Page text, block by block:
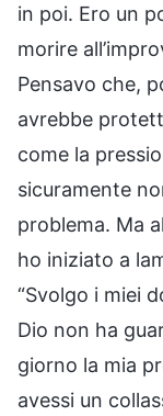
in poi. Ero un
morire
Pensavo che,
avrebbe
come la
sicuramente
problema. Ma
ho iniziato a
“Svolgo i miei
Dio non ha
giorno la mia
avessi un